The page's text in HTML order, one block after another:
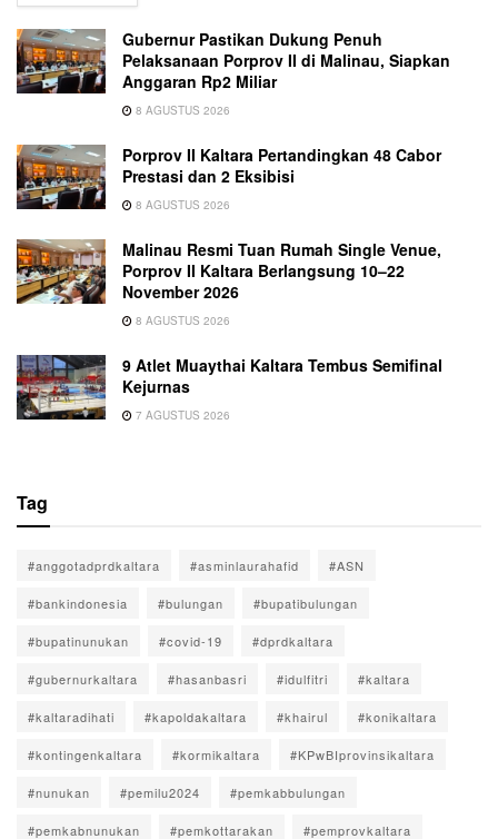
Gubernur Pastikan Dukung Penuh
Pelaksanaan Porprov II di Malinau, Siapkan
Anggaran Rp2 Miliar
8 AGUSTUS 2026
Porprov II Kaltara Pertandingkan 48 Cabor
Prestasi dan 2 Eksibisi
8 AGUSTUS 2026
Malinau Resmi Tuan Rumah Single Venue,
Porprov II Kaltara Berlangsung 10–22
November 2026
8 AGUSTUS 2026
9 Atlet Muaythai Kaltara Tembus Semifinal
Kejurnas
7 AGUSTUS 2026
Tag
#anggotadprdkaltara #asminlaurahafid #ASN
#bankindonesia #bulungan #bupatibulungan
#bupatinunukan #covid-19 #dprdkaltara
#gubernurkaltara #hasanbasri #idulfitri #kaltara
#kaltaradihati #kapoldakaltara #khairul #konikaltara
#kontingenkaltara #kormikaltara #KPwBIprovinsikaltara
#nunukan #pemilu2024 #pemkabbulungan
#pemkabnunukan #pemkottarakan #pemprovkaltara